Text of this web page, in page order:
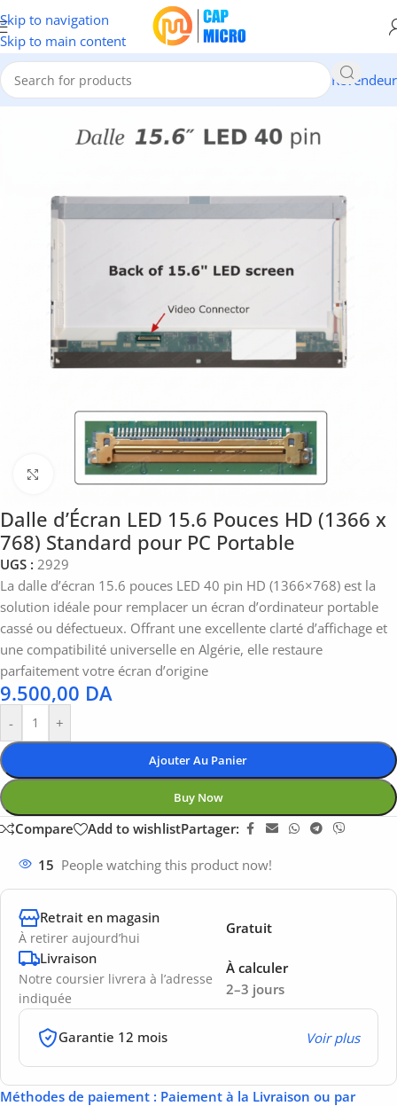
Skip to navigation
Skip to main content
Revendeur
Accueil/INFORMATIQUE/Portables & tablettes/Dalles Ecran
Click to enlarge
Dalle d’Écran LED 15.6 Pouces HD (1366 x
768) Standard pour PC Portable
UGS : 2929
La dalle d’écran 15.6 pouces LED 40 pin HD (1366×768) est la
solution idéale pour remplacer un écran d’ordinateur portable
cassé ou défectueux. Offrant une excellente clarté d’affichage et
une compatibilité universelle en Algérie, elle restaure
parfaitement votre écran d’origine
9.500,00 DA
- +
Ajouter Au Panier
Buy Now
Compare Add to wishlistPartager:
15 People watching this product now!
Retrait en magasin
À retirer aujourd’hui
Gratuit
Livraison
Notre coursier livrera à l’adresse
indiquée
2–3 jours
À calculer
Garantie 12 mois Voir plus
Méthodes de paiement : Paiement à la Livraison ou par